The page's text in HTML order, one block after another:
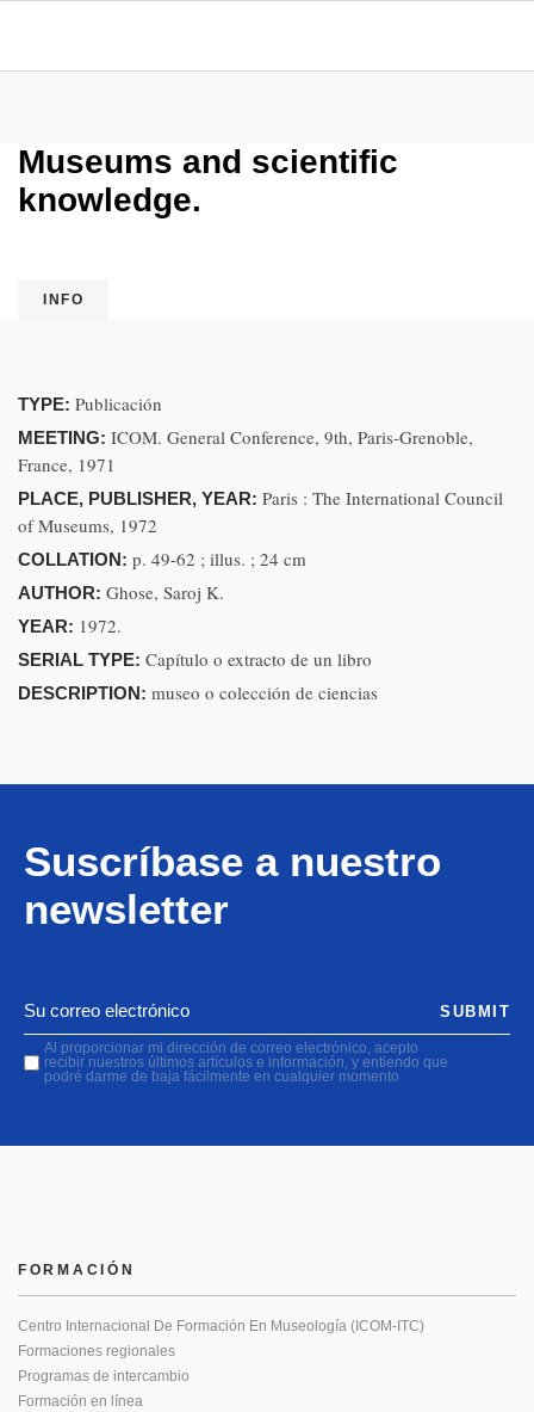
Museums and scientific
knowledge.
INFO
TYPE: Publicación
MEETING: ICOM. General Conference, 9th, Paris-Grenoble,
France, 1971
PLACE, PUBLISHER, YEAR: Paris : The International Council
of Museums, 1972
COLLATION: p. 49-62 ; illus. ; 24 cm
AUTHOR: Ghose, Saroj K.
YEAR: 1972.
SERIAL TYPE: Capítulo o extracto de un libro
DESCRIPTION: museo o colección de ciencias
Suscríbase a nuestro
newsletter
Al proporcionar mi dirección de correo electrónico, acepto
recibir nuestros últimos artículos e información, y entiendo que
podré darme de baja fácilmente en cualquier momento
SUBMIT
FORMACIÓN
Centro Internacional De Formación En Museología (ICOM-ITC)
Formaciones regionales
Programas de intercambio
Formación en línea